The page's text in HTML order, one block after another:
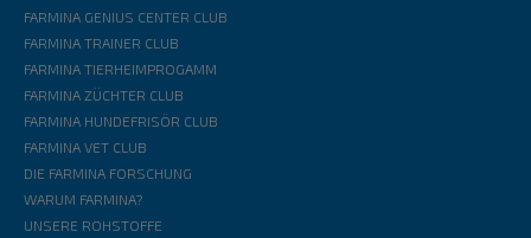
FARMINA GENIUS CENTER CLUB
FARMINA TRAINER CLUB
FARMINA TIERHEIMPROGAMM
FARMINA ZÜCHTER CLUB
FARMINA HUNDEFRISÖR CLUB
FARMINA VET CLUB
DIE FARMINA FORSCHUNG
WARUM FARMINA?
UNSERE ROHSTOFFE